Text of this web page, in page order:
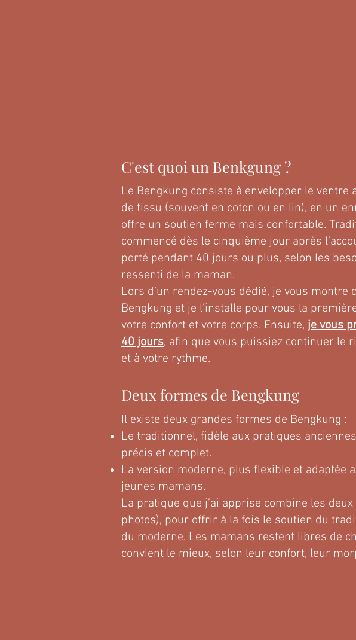
C'est quoi un Benkgung ?
Le Bengkung consiste à envelopper le ventre
de tissu (souvent en coton ou en lin), en un
offre un soutien ferme mais confortable.
commencé dès le cinquième jour après
porté pendant 40 jours ou plus, selon les
ressenti de la maman.
Lors d’un rendez-vous dédié, je vous montre
Bengkung et je l’installe pour vous la
votre confort et votre corps. Ensuite, je vous
40 jours, afin que vous puissiez continuer le
et à votre rythme.
Deux formes de Bengkung
Il existe deux grandes formes de Bengkung :
Le traditionnel, fidèle aux pratiques
précis et complet.
La version moderne, plus flexible et adaptée
jeunes mamans.
La pratique que j’ai apprise combine les
photos), pour offrir à la fois le soutien du
du moderne. Les mamans restent libres de
convient le mieux, selon leur confort, leur